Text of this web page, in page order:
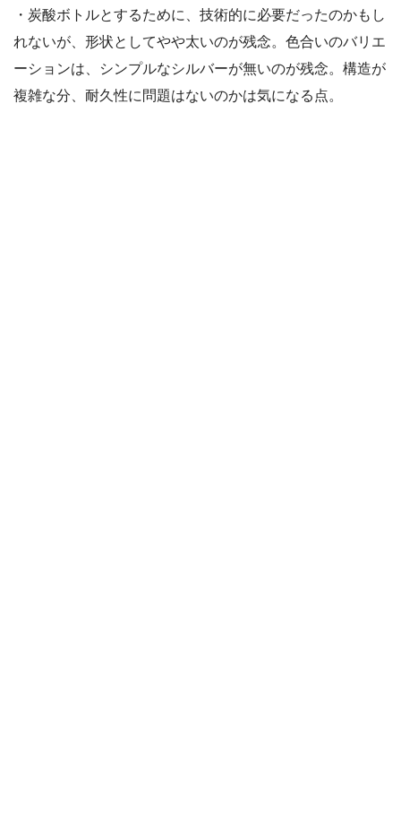
・炭酸ボトルとするために、技術的に必要だったのかもし
れないが、形状としてやや太いのが残念。色合いのバリエ
ーションは、シンプルなシルバーが無いのが残念。構造が
複雑な分、耐久性に問題はないのかは気になる点。